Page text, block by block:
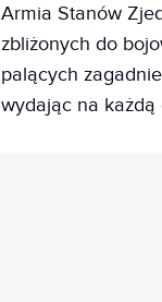
Armia Stanów
zbliżonych do
palących
wydając na każdą